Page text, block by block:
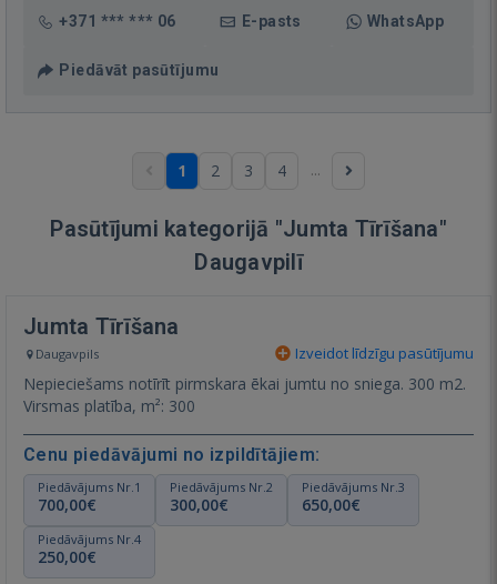
+371 *** *** 06 E-pasts WhatsApp
Piedāvāt pasūtījumu
1 2 3 4 ...
Pasūtījumi kategorijā "Jumta Tīrīšana"
Daugavpilī
Jumta Tīrīšana
Daugavpils Izveidot līdzīgu pasūtījumu
Nepieciešams notīrīt pirmskara ēkai jumtu no sniega. 300 m2.
Virsmas platība, m²: 300
Cenu piedāvājumi no izpildītājiem:
Piedāvājums Nr.1
700,00€
Piedāvājums Nr.2
300,00€
Piedāvājums Nr.3
650,00€
Piedāvājums Nr.4
250,00€